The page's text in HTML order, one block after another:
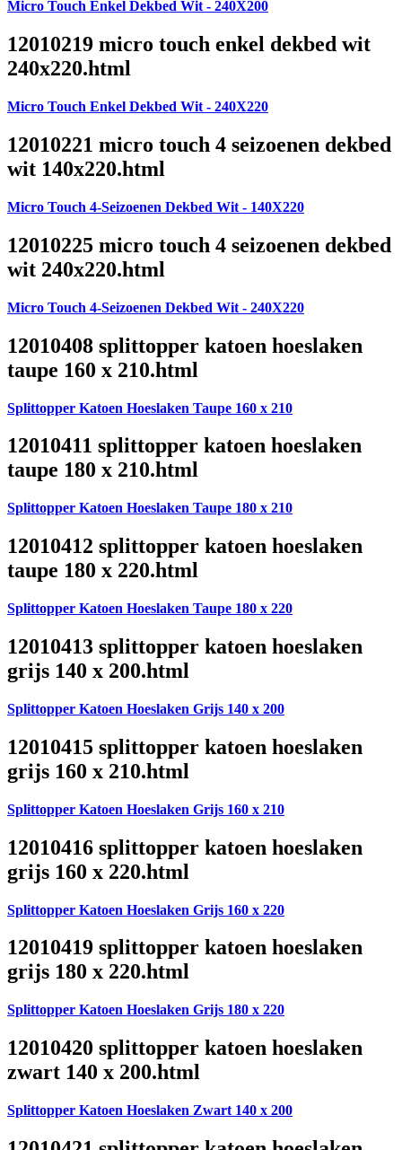
Micro Touch Enkel Dekbed Wit - 240X200
12010219 micro touch enkel dekbed wit
240x220.html
Micro Touch Enkel Dekbed Wit - 240X220
12010221 micro touch 4 seizoenen dekbed
wit 140x220.html
Micro Touch 4-Seizoenen Dekbed Wit - 140X220
12010225 micro touch 4 seizoenen dekbed
wit 240x220.html
Micro Touch 4-Seizoenen Dekbed Wit - 240X220
12010408 splittopper katoen hoeslaken
taupe 160 x 210.html
Splittopper Katoen Hoeslaken Taupe 160 x 210
12010411 splittopper katoen hoeslaken
taupe 180 x 210.html
Splittopper Katoen Hoeslaken Taupe 180 x 210
12010412 splittopper katoen hoeslaken
taupe 180 x 220.html
Splittopper Katoen Hoeslaken Taupe 180 x 220
12010413 splittopper katoen hoeslaken
grijs 140 x 200.html
Splittopper Katoen Hoeslaken Grijs 140 x 200
12010415 splittopper katoen hoeslaken
grijs 160 x 210.html
Splittopper Katoen Hoeslaken Grijs 160 x 210
12010416 splittopper katoen hoeslaken
grijs 160 x 220.html
Splittopper Katoen Hoeslaken Grijs 160 x 220
12010419 splittopper katoen hoeslaken
grijs 180 x 220.html
Splittopper Katoen Hoeslaken Grijs 180 x 220
12010420 splittopper katoen hoeslaken
zwart 140 x 200.html
Splittopper Katoen Hoeslaken Zwart 140 x 200